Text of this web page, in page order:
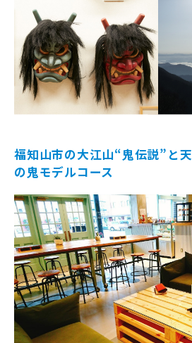
福知山市の大江山“鬼伝説”と天
の鬼モデルコース